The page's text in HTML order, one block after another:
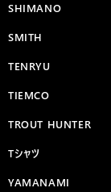
SHIMANO
SMITH
TENRYU
TIEMCO
TROUT HUNTER
Tシャツ
YAMANAMI